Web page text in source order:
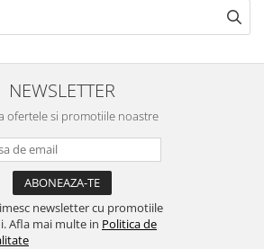
NEWSLETTER
ofertele si promotiile noastre
newsletter cu promotiile
Afla mai multe in Politica de